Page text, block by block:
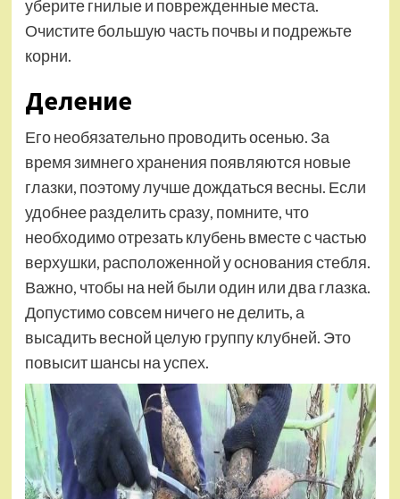
уберите гнилые и поврежденные места.
Очистите большую часть почвы и подрежьте
корни.
Деление
Его необязательно проводить осенью. За
время зимнего хранения появляются новые
глазки, поэтому лучше дождаться весны. Если
удобнее разделить сразу, помните, что
необходимо отрезать клубень вместе с частью
верхушки, расположенной у основания стебля.
Важно, чтобы на ней были один или два глазка.
Допустимо совсем ничего не делить, а
высадить весной целую группу клубней. Это
повысит шансы на успех.